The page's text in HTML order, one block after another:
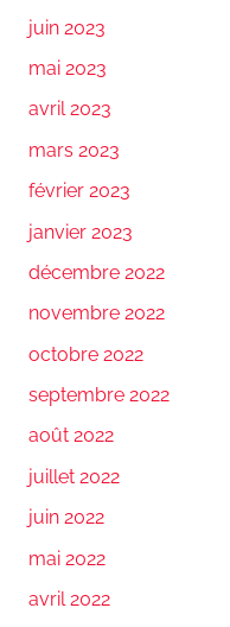
juin 2023
mai 2023
avril 2023
mars 2023
février 2023
janvier 2023
décembre 2022
novembre 2022
octobre 2022
septembre 2022
août 2022
juillet 2022
juin 2022
mai 2022
avril 2022